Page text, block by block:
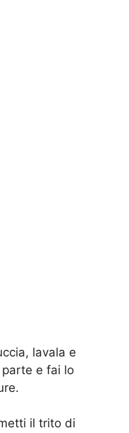
lavala e
e fai lo
il trito di